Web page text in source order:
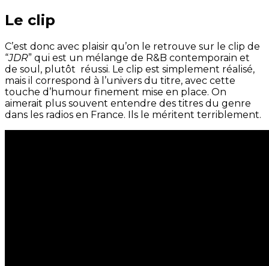
Le clip
C’est donc avec plaisir qu’on le retrouve sur le clip de
“JDR” qui est un mélange de R&B contemporain et
de soul, plutôt réussi. Le clip est simplement réalisé,
mais il correspond à l’univers du titre, avec cette
touche d’humour finement mise en place. On
aimerait plus souvent entendre des titres du genre
dans les radios en France. Ils le méritent terriblement.